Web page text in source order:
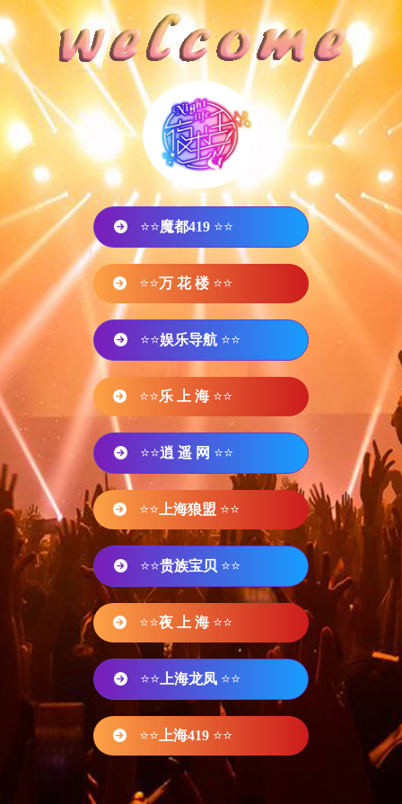
⭐⭐魔都419 ⭐⭐
⭐⭐万 花 楼 ⭐⭐
⭐⭐娱乐导航 ⭐⭐
⭐⭐乐 上 海 ⭐⭐
⭐⭐逍 遥 网 ⭐⭐
⭐⭐ 上海狼盟 ⭐⭐
⭐⭐贵族宝贝 ⭐⭐
⭐⭐夜 上 海 ⭐⭐
⭐⭐ 上海龙凤 ⭐⭐
⭐⭐ 上海419 ⭐⭐